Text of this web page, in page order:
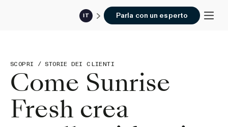
IT Parla con un esperto
SCOPRI / STORIE DEI CLIENTI
Come Sunrise
Fresh crea